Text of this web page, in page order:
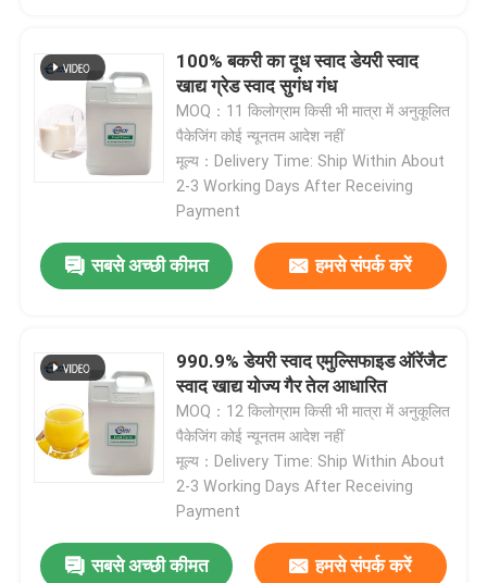
फलों का चूर्ण
सूखे पाउडर को फ्रीज करें
प्राकृतिक वजन घटाने की सामग्री
स्वास्थ्य देखभाल उत्पाद
100% बकरी का दूध स्वाद डेयरी स्वाद
खाद्य ग्रेड स्वाद सुगंध गंध
MOQ：11 किलोग्राम किसी भी मात्रा में अनुकूलित
पैकेजिंग कोई न्यूनतम आदेश नहीं
मूल्य：Delivery Time: Ship Within About
2-3 Working Days After Receiving
Payment
सबसे अच्छी कीमत हमसे संपर्क करें
990.9% डेयरी स्वाद एमुल्सिफाइड ऑरेंजैट
स्वाद खाद्य योज्य गैर तेल आधारित
MOQ：12 किलोग्राम किसी भी मात्रा में अनुकूलित
पैकेजिंग कोई न्यूनतम आदेश नहीं
मूल्य：Delivery Time: Ship Within About
2-3 Working Days After Receiving
Payment
सबसे अच्छी कीमत हमसे संपर्क करें